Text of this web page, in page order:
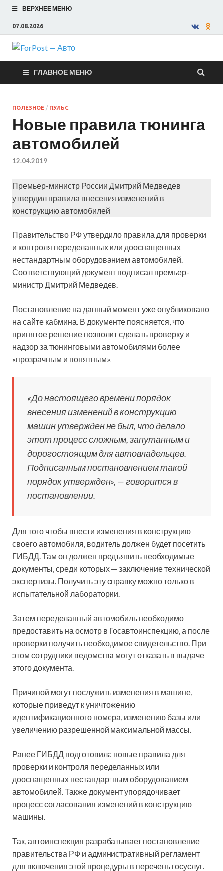
ВЕРХНЕЕ МЕНЮ
07.08.2026
ForPost —
Авто
ГЛАВНОЕ МЕНЮ
ПОЛЕЗНОЕ / ПУЛЬС
Новые правила тюнинга
автомобилей
12.04.2019
Премьер-министр России Дмитрий Медведев
утвердил правила внесения изменений в
конструкцию автомобилей
Правительство РФ утвердило правила для проверки
и контроля переделанных или дооснащенных
нестандартным оборудованием автомобилей.
Соответствующий документ подписал премьер-
министр Дмитрий Медведев.
Постановление на данный момент уже опубликовано
на сайте кабмина. В документе поясняется, что
принятое решение позволит сделать проверку и
надзор за тюнинговыми автомобилями более
«прозрачным и понятным».
«До настоящего времени порядок
внесения изменений в конструкцию
машин утвержден не был, что делало
этот процесс сложным, запутанным и
дорогостоящим для автовладельцев.
Подписанным постановлением такой
порядок утвержден», — говорится в
постановлении.
Для того чтобы внести изменения в конструкцию
своего автомобиля, водитель должен будет посетить
ГИБДД. Там он должен предъявить необходимые
документы, среди которых — заключение технической
экспертизы. Получить эту справку можно только в
испытательной лаборатории.
Затем переделанный автомобиль необходимо
предоставить на осмотр в Госавтоинспекцию, а после
проверки получить необходимое свидетельство. При
этом сотрудники ведомства могут отказать в выдаче
этого документа.
Причиной могут послужить изменения в машине,
которые приведут к уничтожению
идентификационного номера, изменению базы или
увеличению разрешенной максимальной массы.
Ранее ГИБДД подготовила новые правила для
проверки и контроля переделанных или
дооснащенных нестандартным оборудованием
автомобилей. Также документ упорядочивает
процесс согласования изменений в конструкцию
машины.
Так, автоинспекция разрабатывает постановление
правительства РФ и административный регламент
для включения этой процедуры в перечень госуслуг.